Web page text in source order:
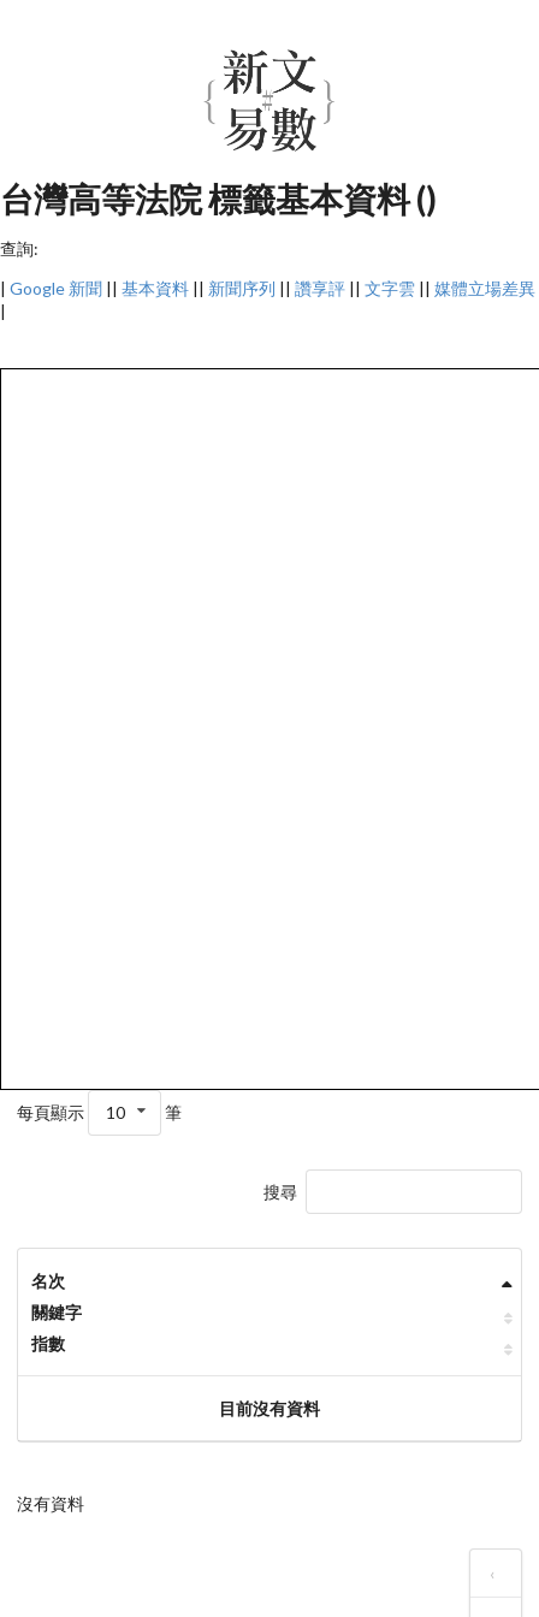
台灣高等法院 標籤基本資料 ()
查詢:
| Google 新聞 || 基本資料 || 新聞序列 || 讚享評 || 文字雲 || 媒體立場差異
|
每頁顯示 10 筆
搜尋
名次
關鍵字
指數
目前沒有資料
沒有資料
‹